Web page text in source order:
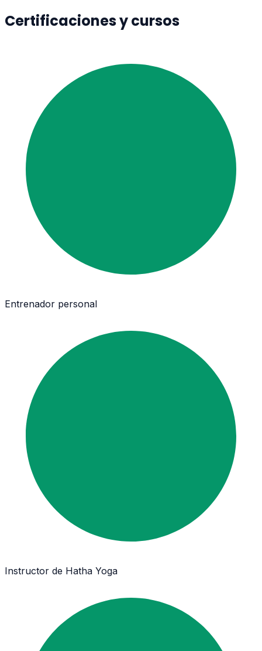
Certificaciones y cursos
Entrenador personal
Instructor de Hatha Yoga